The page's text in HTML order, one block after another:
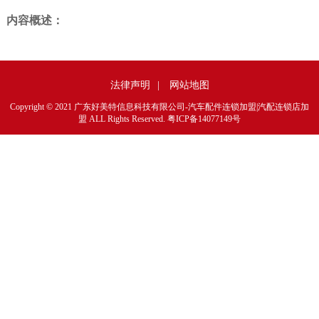
内容概述：
法律声明 | 网站地图
Copyright © 2021 广东好美特信息科技有限公司-汽车配件连锁加盟|汽配连锁店加
盟 ALL Rights Reserved. 粤ICP备14077149号